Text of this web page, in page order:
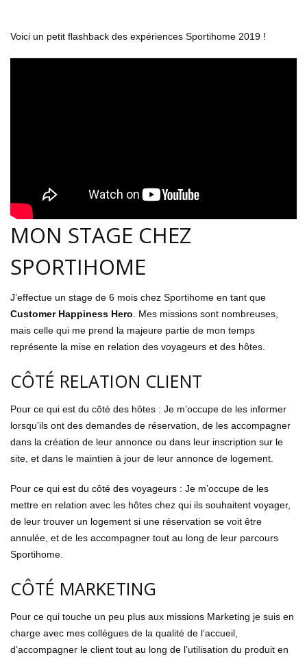
Voici un petit flashback des expériences Sportihome 2019 !
MON STAGE CHEZ
SPORTIHOME
J’effectue un stage de 6 mois chez Sportihome en tant que
Customer Happiness Hero . Mes missions sont nombreuses,
mais celle qui me prend la majeure partie de mon temps
représente la mise en relation des voyageurs et des hôtes.
CÔTÉ RELATION CLIENT
Pour ce qui est du côté des hôtes : Je m’occupe de les informer
lorsqu’ils ont des demandes de réservation, de les accompagner
dans la création de leur annonce ou dans leur inscription sur le
site, et dans le maintien à jour de leur annonce de logement.
Pour ce qui est du côté des voyageurs : Je m’occupe de les
mettre en relation avec les hôtes chez qui ils souhaitent voyager,
de leur trouver un logement si une réservation se voit être
annulée, et de les accompagner tout au long de leur parcours
Sportihome.
CÔTÉ MARKETING
Pour ce qui touche un peu plus aux missions Marketing je suis en
charge avec mes collègues de la qualité de l’accueil,
d’accompagner le client tout au long de l’utilisation du produit en